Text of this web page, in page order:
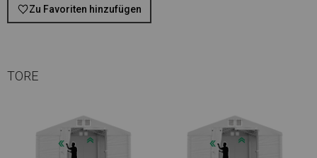
Zu Favoriten hinzufügen
TORE